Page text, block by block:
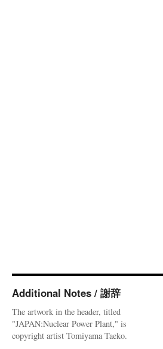
Additional Notes / 謝辞
The artwork in the header, titled
"JAPAN:Nuclear Power Plant," is
copyright artist Tomiyama Taeko.